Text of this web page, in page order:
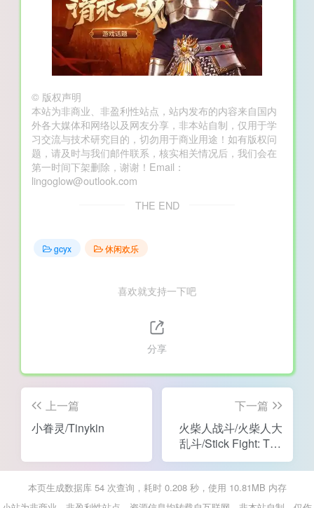
© 版权声明
本站为非商业、非盈利性站点，站内发布的内容来自国内
外各大媒体和网络以及网友分享，非本站自制，仅用于学
习交流与技术研究目的，切勿用于商业用途！如有版权问
题，请及时与我们邮件联系，核实相关情况后，我们会在
第一时间下架删除，谢谢！Email：
lingoglow@outlook.com
THE END
gcyx 休闲欢乐
喜欢就支持一下吧
分享
上一篇
小眷灵/Tinykin
下一篇
火柴人战斗/火柴人大
乱斗/Stick Fight: The
Game
本页生成数据库 54 次查询，耗时 0.208 秒，使用 10.81MB 内存